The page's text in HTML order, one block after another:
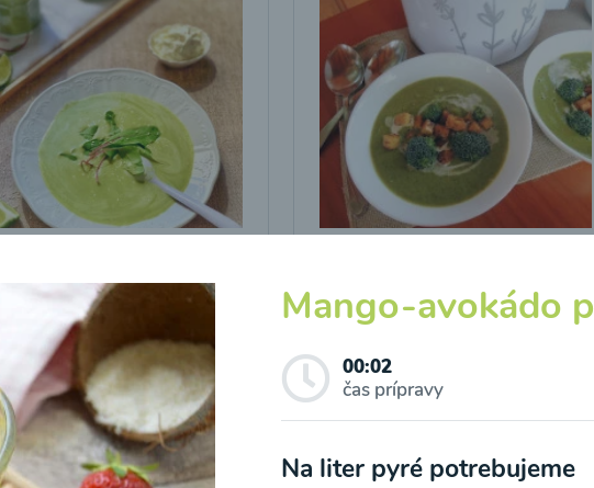
listami
00:25 Zobraziť
Snědeno.cz
00:25
Mango-avokádo
00:02
čas prípravy
Na liter pyré potrebujeme